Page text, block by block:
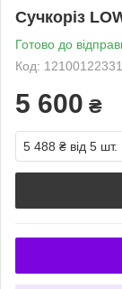
Сучкоріз
Готово до
Код:
5 600 ₴
5 488 ₴ від 5 шт.